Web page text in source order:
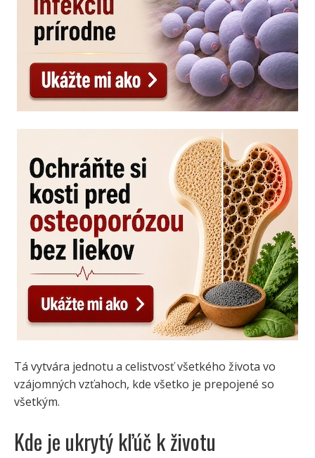
Tá vytvára jednotu a celistvosť všetkého života vo
vzájomných vzťahoch, kde všetko je prepojené so
všetkým.
Kde je ukrytý kľúč k životu